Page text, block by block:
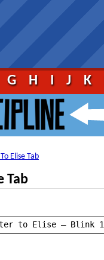
G H I J K
Elise Tab
Tab